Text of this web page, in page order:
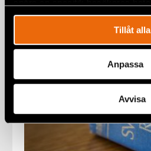
Tillåt alla
Anpassa
Avvisa